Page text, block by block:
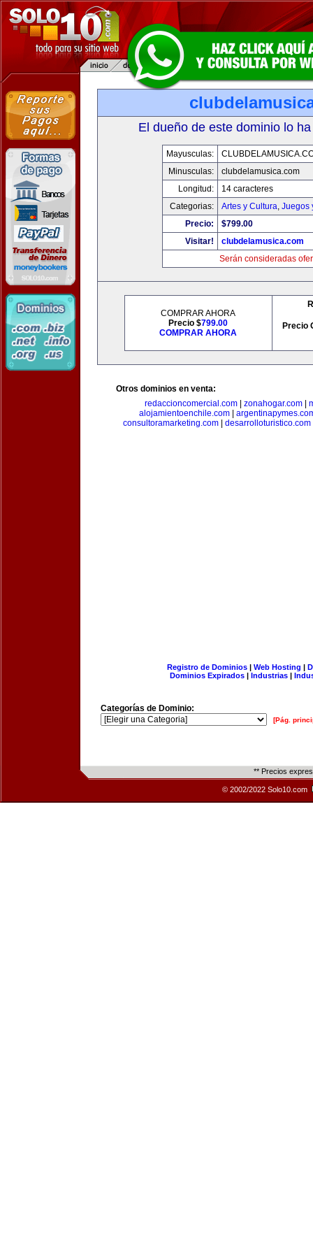
El dueño de este dominio lo
Mayusculas:
Minusculas:
clubdelamusica.com
Longitud:
14 caracteres
Categorias:
Artes y Cultura, Juegos
Precio:
$799.00
Visitar!
clubdelamusica.com
Serán consideradas
COMPRAR AHORA
Precio $799.00
COMPRAR AHORA
Precio
Otros dominios en venta:
redaccioncomercial.com
zonahogar.com
alojamientoenchile.com
consultoramarketing.com
desarrolloturistico.com
Registro de Dominios| Web Hosting |
Dominios Expirados | Industrias |
Categorías de Dominio:
[Pág.
** Precios
© 2002/2022 Solo10.com